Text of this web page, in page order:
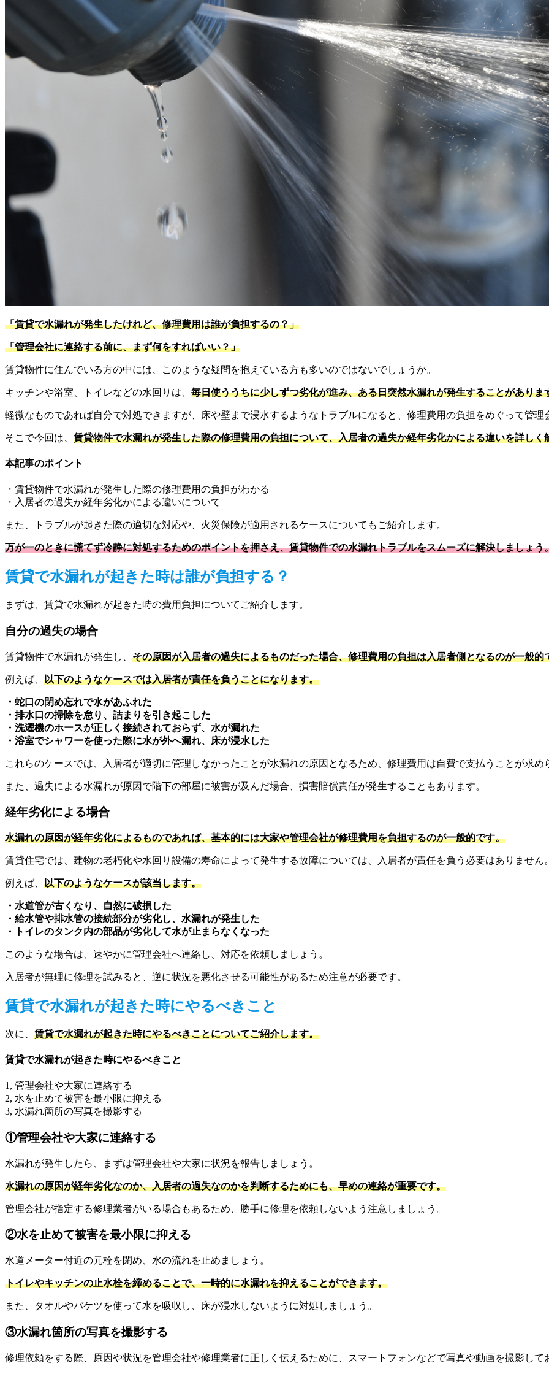
「賃貸で水漏れが発生したけれど、修理費用は誰が負担するの？」
「管理会社に連絡する前に、まず何をすればいい？」
賃貸物件に住んでいる方の中には、このような疑問を抱えている方も多いのではないでしょうか。
キッチンや浴室、トイレなどの水回りは、 毎日使ううちに少しずつ劣化が進み、ある日突然水漏れが発生することがありま
軽微なものであれば自分で対処できますが、床や壁まで浸水するようなトラブルになると、修理費用の負担をめぐって管理
そこで今回は、 賃貸物件で水漏れが発生した際の修理費用の負担について、入居者の過失か経年劣化かによる違いを詳しく
本記事のポイント
・賃貸物件で水漏れが発生した際の修理費用の負担がわかる
・入居者の過失か経年劣化かによる違いについて
また、トラブルが起きた際の適切な対応や、火災保険が適用されるケースについてもご紹介します。
万が一のときに慌てず冷静に対処するためのポイントを押さえ、賃貸物件での水漏れトラブルをスムーズに解決しましょう
賃貸で水漏れが起きた時は誰が負担する？
まずは、賃貸で水漏れが起きた時の費用負担についてご紹介します。
自分の過失の場合
賃貸物件で水漏れが発生し、 その原因が入居者の過失によるものだった場合、修理費用の負担は入居者側となるのが一般的
例えば、 以下のようなケースでは入居者が責任を負うことになります。
・蛇口の閉め忘れで水があふれた
・排水口の掃除を怠り、詰まりを引き起こした
・洗濯機のホースが正しく接続されておらず、水が漏れた
・浴室でシャワーを使った際に水が外へ漏れ、床が浸水した
これらのケースでは、入居者が適切に管理しなかったことが水漏れの原因となるため、修理費用は自費で支払うことが求め
また、過失による水漏れが原因で階下の部屋に被害が及んだ場合、損害賠償責任が発生することもあります。
経年劣化による場合
水漏れの原因が経年劣化によるものであれば、基本的には大家や管理会社が修理費用を負担するのが一般的です。
賃貸住宅では、建物の老朽化や水回り設備の寿命によって発生する故障については、入居者が責任を負う必要はありません。
例えば、 以下のようなケースが該当します。
・水道管が古くなり、自然に破損した
・給水管や排水管の接続部分が劣化し、水漏れが発生した
・トイレのタンク内の部品が劣化して水が止まらなくなった
このような場合は、速やかに管理会社へ連絡し、対応を依頼しましょう。
入居者が無理に修理を試みると、逆に状況を悪化させる可能性があるため注意が必要です。
賃貸で水漏れが起きた時にやるべきこと
次に、 賃貸で水漏れが起きた時にやるべきことについてご紹介します。
賃貸で水漏れが起きた時にやるべきこと
1, 管理会社や大家に連絡する
2, 水を止めて被害を最小限に抑える
3, 水漏れ箇所の写真を撮影する
①管理会社や大家に連絡する
水漏れが発生したら、まずは管理会社や大家に状況を報告しましょう。
水漏れの原因が経年劣化なのか、入居者の過失なのかを判断するためにも、早めの連絡が重要です。
管理会社が指定する修理業者がいる場合もあるため、勝手に修理を依頼しないよう注意しましょう。
②水を止めて被害を最小限に抑える
水道メーター付近の元栓を閉め、水の流れを止めましょう。
トイレやキッチンの止水栓を締めることで、一時的に水漏れを抑えることができます。
また、タオルやバケツを使って水を吸収し、床が浸水しないように対処しましょう。
③水漏れ箇所の写真を撮影する
修理依頼をする際、原因や状況を管理会社や修理業者に正しく伝えるために、スマートフォンなどで写真や動画を撮影して